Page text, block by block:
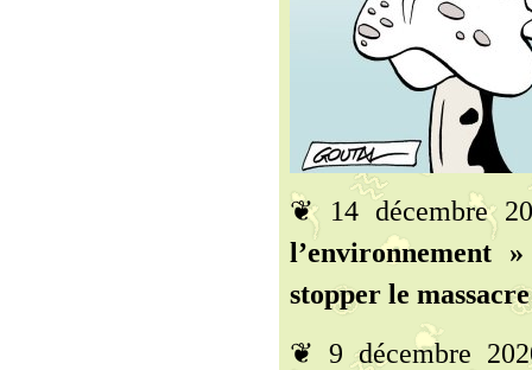
❦ 14 décembre
l’environnement
stopper le
❦ 9 décembre